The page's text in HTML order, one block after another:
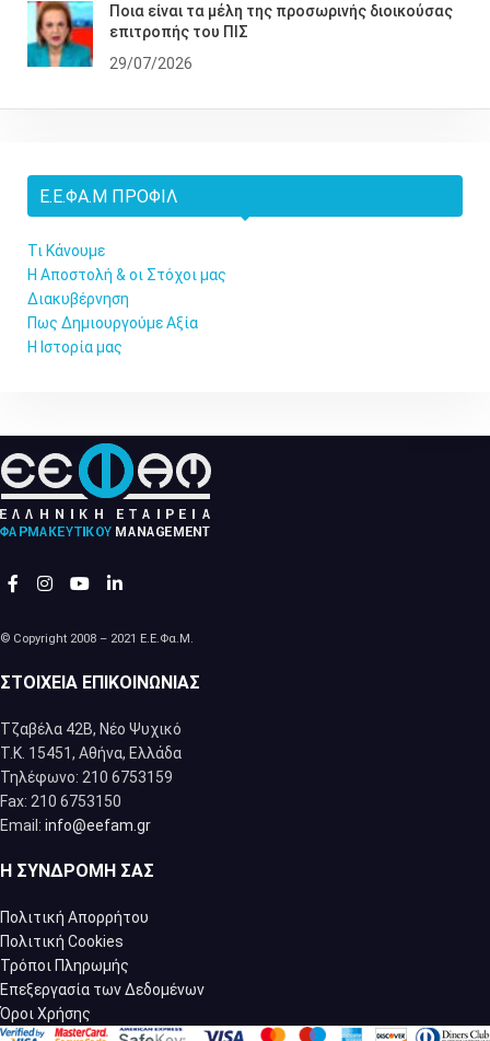
Ποια είναι τα μέλη της προσωρινής διοικούσας
επιτροπής του ΠΙΣ
29/07/2026
Ε.Ε.ΦΑ.Μ ΠΡΟΦΊΛ
Τι Κάνουμε
Η Αποστολή & οι Στόχοι μας
Διακυβέρνηση
Πως Δημιουργούμε Αξία
Η Ιστορία μας
© Copyright 2008 – 2021 Ε.Ε.Φα.Μ.
ΣΤΟΙΧΕΊΑ ΕΠΙΚΟΙΝΩΝΊΑΣ
Τζαβέλα 42Β, Νέο Ψυχικό
Τ.Κ. 15451, Αθήνα, Eλλάδα
Τηλέφωνο: 210 6753159
Fax: 210 6753150
Email: info@eefam.gr
Η ΣΥΝΔΡΟΜΉ ΣΑΣ
Πολιτική Απορρήτου
Πολιτική Cookies
Τρόποι Πληρωμής
Επεξεργασία των Δεδομένων
Όροι Χρήσης